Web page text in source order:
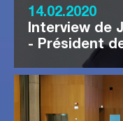
14.02.2020
Interview de
- Président